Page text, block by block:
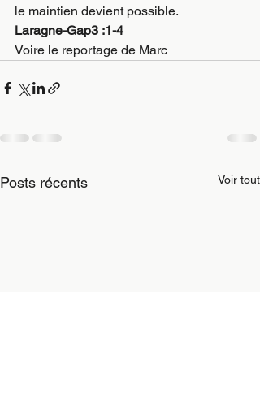
le maintien devient possible.
Laragne-Gap3 :1-4
Voire le reportage de Marc
Posts récents Voir tout